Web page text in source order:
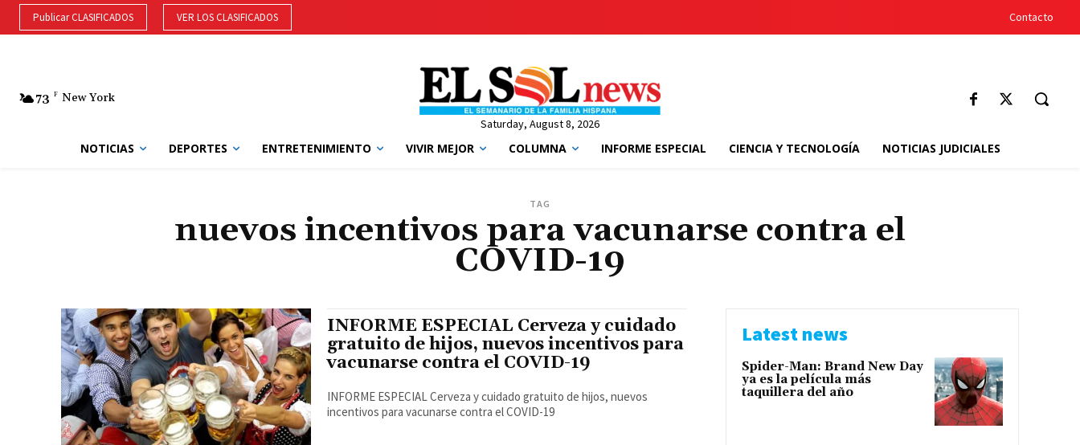
Publicar CLASIFICADOS VER LOS CLASIFICADOS Contacto
73 F New York
Saturday, August 8, 2026
NOTICIAS DEPORTES ENTRETENIMIENTO VIVIR MEJOR COLUMNA INFORME ESPECIAL CIENCIA Y TECNOLOGÍA NOTICIAS JUDICIALES
TAG
nuevos incentivos para vacunarse contra el
COVID-19
INFORME ESPECIAL Cerveza y cuidado
gratuito de hijos, nuevos incentivos para
vacunarse contra el COVID-19
INFORME ESPECIAL Cerveza y cuidado gratuito de hijos, nuevos
Latest news
Spider-Man: Brand New Day
ya es la película más
taquillera del año